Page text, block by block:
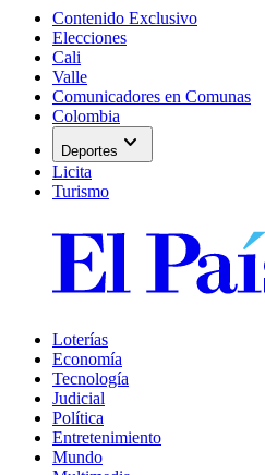
Contenido Exclusivo
Elecciones
Cali
Valle
Comunicadores en Comunas
Colombia
Deportes expand_more
Licita
Turismo
Loterías
Economía
Tecnología
Judicial
Política
Entretenimiento
Mundo